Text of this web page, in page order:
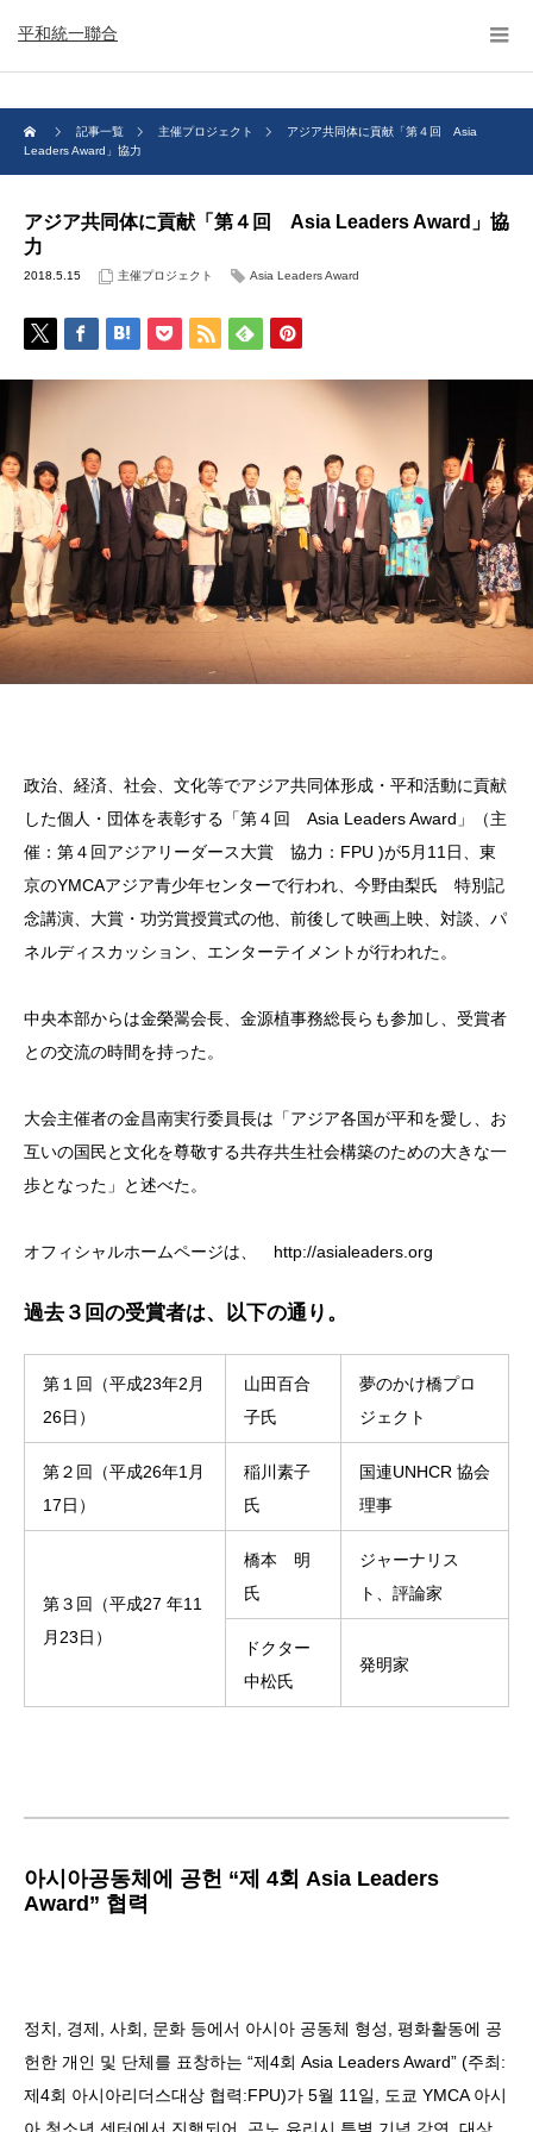
平和統一聯合
記事一覧 主催プロジェクト
アジア共同体に貢献「第４回 Asia
Leaders Award」協力
アジア共同体に貢献「第４回 Asia Leaders Award」協
力
2018.5.15 主催プロジェクト Asia Leaders Award
政治、経済、社会、文化等でアジア共同体形成・平和活動に貢献
した個人・団体を表彰する「第４回 Asia Leaders Award」（主
催：第４回アジアリーダース大賞 協力：FPU )が5月11日、東
京のYMCAアジア青少年センターで行われ、今野由梨氏 特別記
念講演、大賞・功労賞授賞式の他、前後して映画上映、対談、パ
ネルディスカッション、エンターテイメントが行われた。
中央本部からは金榮翯会長、金源植事務総長らも参加し、受賞者
との交流の時間を持った。
大会主催者の金昌南実行委員長は「アジア各国が平和を愛し、お
互いの国民と文化を尊敬する共存共生社会構築のための大きな一
歩となった」と述べた。
オフィシャルホームページは、 http://asialeaders.org
過去３回の受賞者は、以下の通り。
第１回（平成23年2月
26日）
山田百合
子氏
夢のかけ橋プロ
ジェクト
第２回（平成26年1月
17日）
稲川素子
氏
国連UNHCR 協会
理事
第３回（平成27 年11
月23日）
橋本 明
氏
ジャーナリス
ト、評論家
ドクター
中松氏
発明家
아시아공동체에 공헌 “제 4회 Asia Leaders
Award” 협력
정치, 경제, 사회, 문화 등에서 아시아 공동체 형성, 평화활동에 공
헌한 개인 및 단체를 표창하는 “제4회 Asia Leaders Award” (주최:
제4회 아시아리더스대상 협력:FPU)가 5월 11일, 도쿄 YMCA 아시